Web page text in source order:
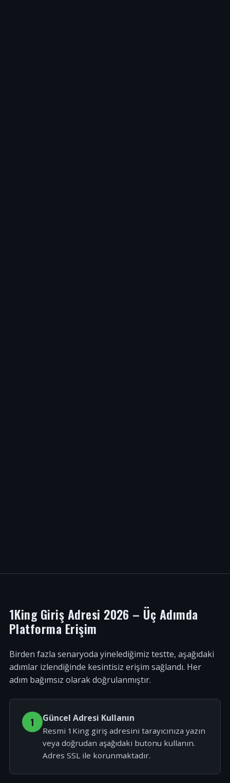
1King Giriş Adresi 2026 – Üç Adımda
Platforma Erişim
Birden fazla senaryoda yinelediğimiz testte, aşağıdaki
adımlar izlendiğinde kesintisiz erişim sağlandı. Her
adım bağımsız olarak doğrulanmıştır.
1 Güncel Adresi Kullanın
Resmi 1King giriş adresini tarayıcınıza yazın
veya doğrudan aşağıdaki butonu kullanın.
Adres SSL ile korunmaktadır.